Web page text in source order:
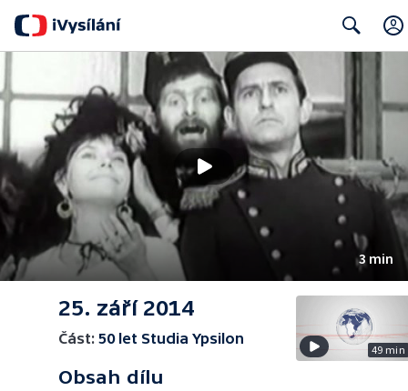
Search
3 min
25. září 2014
Část: 50 let Studia Ypsilon
Obsah dílu
49 min